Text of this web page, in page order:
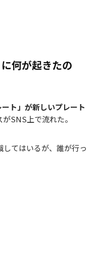
何が起きたの
ート」が新しいプレート
SNS上で流れた。
てはいるが、誰が行っ